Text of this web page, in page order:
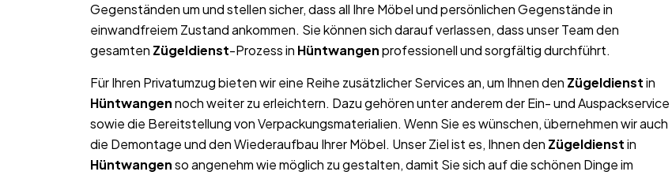
Gegenständen um und stellen sicher, dass all Ihre Möbel und persönlichen Gegenstände in
einwandfreiem Zustand ankommen. Sie können sich darauf verlassen, dass unser Team den
gesamten Zügeldienst-Prozess in Hüntwangenprofessionell und sorgfältig durchführt.
Für Ihren Privatumzug bieten wir eine Reihe zusätzlicher Services an, um Ihnen den Zügeldienstin
Hüntwangennoch weiter zu erleichtern. Dazu gehören unter anderem der Ein- und Auspackservice
sowie die Bereitstellung von Verpackungsmaterialien. Wenn Sie es wünschen, übernehmen wir auch
die Demontage und den Wiederaufbau Ihrer Möbel. Unser Ziel ist es, Ihnen den Zügeldienstin
Hüntwangenso angenehm wie möglich zu gestalten, damit Sie sich auf die schönen Dinge im